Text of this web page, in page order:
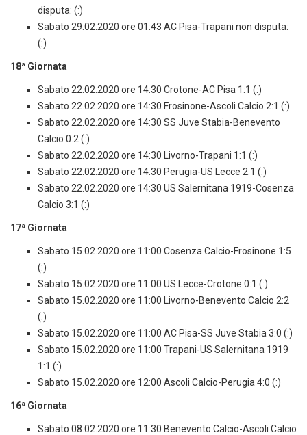
disputa: (:)
Sabato 29.02.2020 ore 01:43 AC Pisa-Trapani non disputa:
(:)
18ª Giornata
Sabato 22.02.2020 ore 14:30 Crotone-AC Pisa 1:1 (:)
Sabato 22.02.2020 ore 14:30 Frosinone-Ascoli Calcio 2:1 (:)
Sabato 22.02.2020 ore 14:30 SS Juve Stabia-Benevento
Calcio 0:2 (:)
Sabato 22.02.2020 ore 14:30 Livorno-Trapani 1:1 (:)
Sabato 22.02.2020 ore 14:30 Perugia-US Lecce 2:1 (:)
Sabato 22.02.2020 ore 14:30 US Salernitana 1919-Cosenza
Calcio 3:1 (:)
17ª Giornata
Sabato 15.02.2020 ore 11:00 Cosenza Calcio-Frosinone 1:5
(:)
Sabato 15.02.2020 ore 11:00 US Lecce-Crotone 0:1 (:)
Sabato 15.02.2020 ore 11:00 Livorno-Benevento Calcio 2:2
(:)
Sabato 15.02.2020 ore 11:00 AC Pisa-SS Juve Stabia 3:0 (:)
Sabato 15.02.2020 ore 11:00 Trapani-US Salernitana 1919
1:1 (:)
Sabato 15.02.2020 ore 12:00 Ascoli Calcio-Perugia 4:0 (:)
16ª Giornata
Sabato 08.02.2020 ore 11:30 Benevento Calcio-Ascoli Calcio